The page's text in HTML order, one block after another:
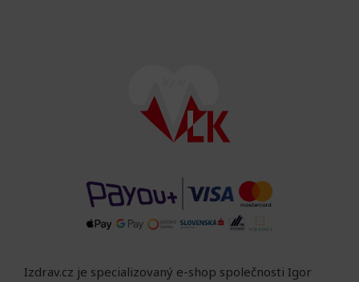
Izdrav.cz je specializovaný e-shop společnosti Igor